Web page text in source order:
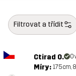
Filtrovat a třídit
Ctirad O.
Míry: 175cm,